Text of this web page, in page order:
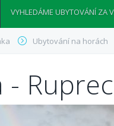
VYHLEDÁME UBYTOVÁNÍ ZA
Ubytování na horách
-